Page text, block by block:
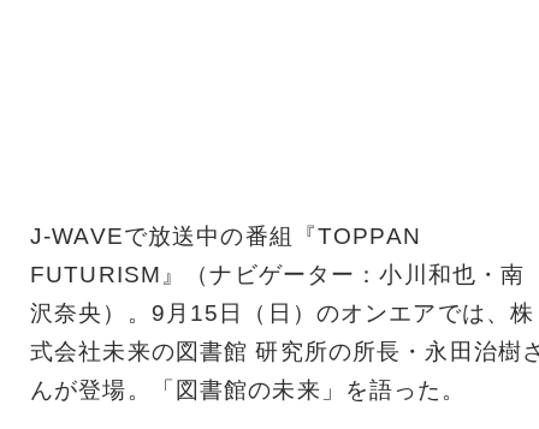
J-WAVEで放送中の番組『TOPPAN
FUTURISM』（ナビゲーター：小川和也・南
沢奈央）。9月15日（日）のオンエアでは、株
式会社未来の図書館 研究所の所長・永田治樹
んが登場。「図書館の未来」を語った。